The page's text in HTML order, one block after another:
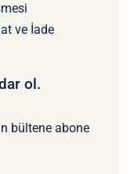
ve İade
ol.
bültene abone